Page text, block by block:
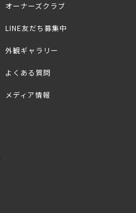
オーナーズクラブ
LINE友だち募集中
外観ギャラリー
よくある質問
メディア情報